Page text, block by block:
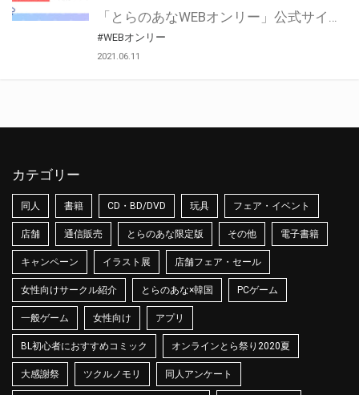
「とらのあなWEBオンリー」公式サイトでとらのあな通販の「割引クーポン」を配布中！ イベントごとに開催当日限定で使える割引クーポンのシリアルコードを発行します。 とらのあなWEBオンリーのページをチェックして、イベント当日にお得にお買い物を楽しみましょう♪ ※本キャンペーンは予告なく終了する場合がございます。 とらのあなWEBオンリーサイトはこちら
#WEBオンリー
2021.06.11
カテゴリー
同人 書籍 CD・BD/DVD 玩具 フェア・イベント
店舗 通信販売 とらのあな限定版 その他 電子書籍
キャンペーン イラスト展 店舗フェア・セール
女性向けサークル紹介 とらのあな×韓国 PCゲーム
一般ゲーム 女性向け アプリ
BL初心者におすすめコミック オンラインとら祭り2020夏
大感謝祭 ツクルノモリ 同人アンケート